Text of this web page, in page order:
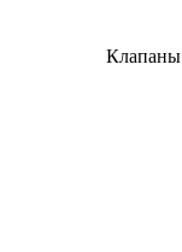
Клапаны